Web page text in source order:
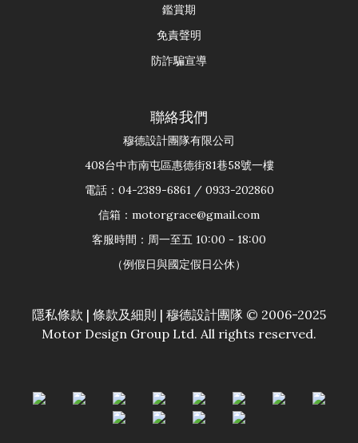
鑑賞期
免責聲明
防詐騙宣導
聯絡我們
穆德設計團隊有限公司
408台中市南屯區惠德街81巷58號一樓
電話：04-2389-6861 / 0933-202860
信箱：motorgrace@gmail.com
客服時間：周一至五 10:00 - 18:00
（例假日與國定假日公休）
隱私條款 | 條款及細則 | 穆德設計團隊 © 2006-2025
Motor Design Group Ltd. All rights reserved.